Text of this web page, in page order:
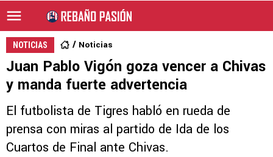
NOTICIAS Noticias
Juan Pablo Vigón goza vencer a Chivas
y manda fuerte advertencia
El futbolista de Tigres habló en rueda de
prensa con miras al partido de Ida de los
Cuartos de Final ante Chivas.